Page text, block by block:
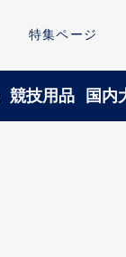
特集ページ
競技用品 国内